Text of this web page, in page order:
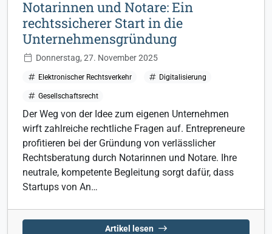
Notarinnen und Notare: Ein
rechtssicherer Start in die
Unternehmensgründung
Donnerstag, 27. November 2025
Elektronischer Rechtsverkehr Digitalisierung
Gesellschaftsrecht
Der Weg von der Idee zum eigenen Unternehmen
wirft zahlreiche rechtliche Fragen auf. Entrepreneure
profitieren bei der Gründung von verlässlicher
Rechtsberatung durch Notarinnen und Notare. Ihre
neutrale, kompetente Begleitung sorgt dafür, dass
Startups von An…
Artikel lesen